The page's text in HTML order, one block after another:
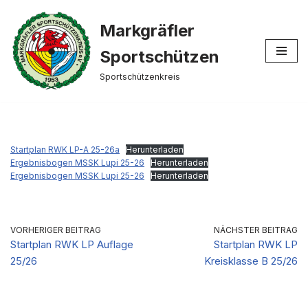
Zum
Inhalt
springen
Markgräfler
Sportschützen
Sportschützenkreis
Startplan RWK LP-A 25-26a
Herunterladen
Ergebnisbogen MSSK Lupi 25-26
Herunterladen
Ergebnisbogen MSSK Lupi 25-26
Herunterladen
VORHERIGER BEITRAG
Startplan RWK LP Auflage
25/26
NÄCHSTER BEITRAG
Startplan RWK LP
Kreisklasse B 25/26